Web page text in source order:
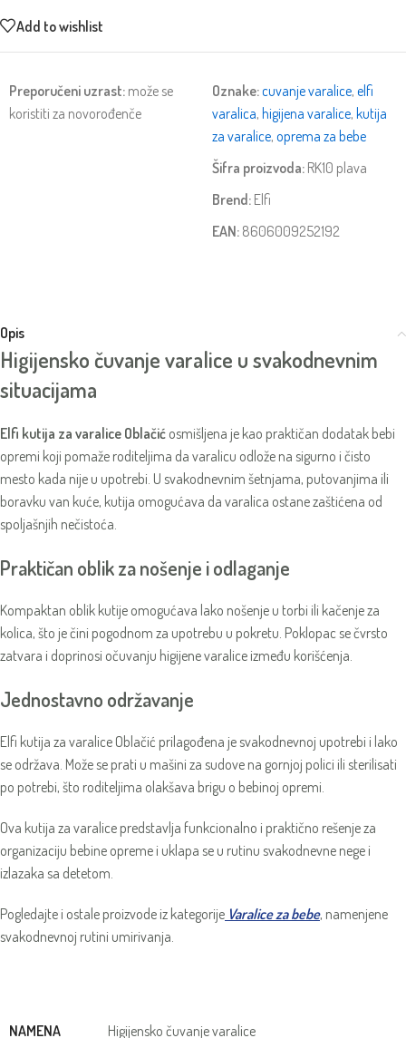
Add to wishlist
Preporučeni uzrast: može se
koristiti za novorođenče
Oznake:cuvanje varalice, elfi
varalica, higijena varalice, kutija
za varalice, oprema za bebe
Šifra proizvoda: RK10 plava
Brend: Elfi
EAN: 8606009252192
Opis
Higijensko čuvanje varalice u svakodnevnim
situacijama
Elfi kutija za varalice Oblačić osmišljena je kao praktičan dodatak bebi
opremi koji pomaže roditeljima da varalicu odlože na sigurno i čisto
mesto kada nije u upotrebi. U svakodnevnim šetnjama, putovanjima ili
boravku van kuće, kutija omogućava da varalica ostane zaštićena od
spoljašnjih nečistoća.
Praktičan oblik za nošenje i odlaganje
Kompaktan oblik kutije omogućava lako nošenje u torbi ili kačenje za
kolica, što je čini pogodnom za upotrebu u pokretu. Poklopac se čvrsto
zatvara i doprinosi očuvanju higijene varalice između korišćenja.
Jednostavno održavanje
Elfi kutija za varalice Oblačić prilagođena je svakodnevnoj upotrebi i lako
se održava. Može se prati u mašini za sudove na gornjoj polici ili sterilisati
po potrebi, što roditeljima olakšava brigu o bebinoj opremi.
Ova kutija za varalice predstavlja funkcionalno i praktično rešenje za
organizaciju bebine opreme i uklapa se u rutinu svakodnevne nege i
izlazaka sa detetom.
Pogledajte i ostale proizvode iz kategorije Varalice za bebe, namenjene
svakodnevnoj rutini umirivanja.
NAMENA Higijensko čuvanje varalice